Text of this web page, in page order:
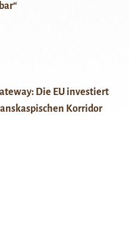
Die EU investiert
Korridor